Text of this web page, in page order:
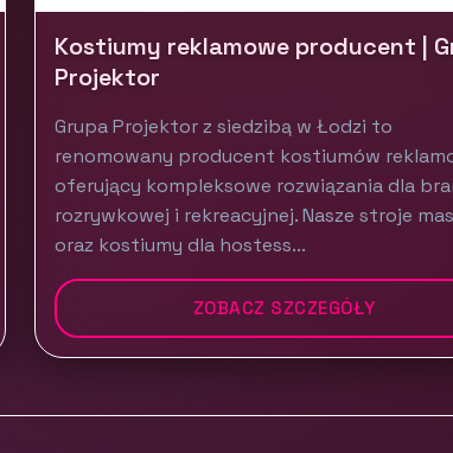
Kostiumy reklamowe producent |
Projektor
Grupa Projektor z siedzibą w Łodzi to
renomowany producent kostiumów
oferujący kompleksowe rozwiązania dla
rozrywkowej i rekreacyjnej. Nasze stroje
oraz kostiumy dla hostess...
ZOBACZ SZCZEGÓŁY